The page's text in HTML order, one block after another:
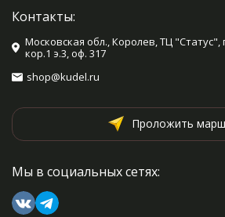
Контакты:
Московская обл., Королев, ТЦ "Статус",
кор.1 э.3, оф. 317
shop@kudel.ru
Проложить
Мы в социальных сетях: